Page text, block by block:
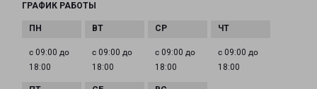
ГРАФИК РАБОТЫ
с 09:00 до
18:00
с 09:00 до
18:00
с 09:00 до
18:00
с 09:00 до
18:00